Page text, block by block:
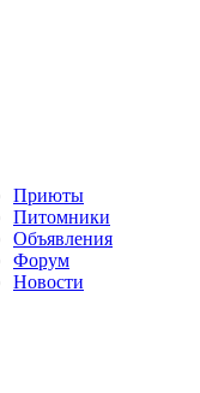
Приюты
Питомники
Объявления
Форум
Новости